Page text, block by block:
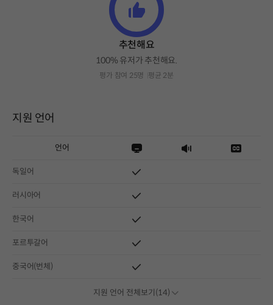
추천해요
100% 유저가 추천해요.
평가 참여 25명 평균 2분
지원 언어
언어
독일어
러시아어
한국어
포르투갈어
중국어(번체)
지원 언어 전체보기(14)